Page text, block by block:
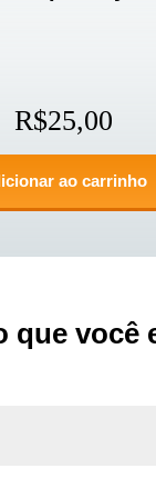
R$25,00
ao carrinho
que você